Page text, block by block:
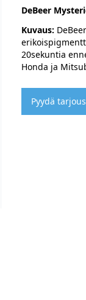
DeBeer
Kuvaus:
20sekuntia
Honda ja
Pyydä tarjous